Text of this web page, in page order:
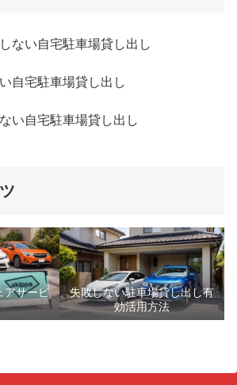
ない自宅駐車場貸し出し
自宅駐車場貸し出し
い自宅駐車場貸し出し
アサービ
失敗しない駐車場貸し出し有
効活用方法